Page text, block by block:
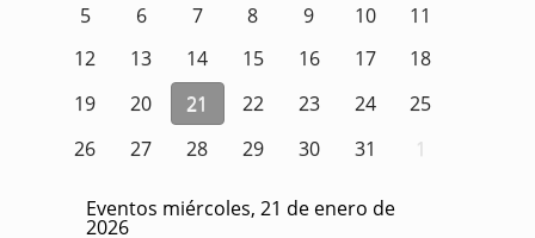
5
6 7 8 9 10
11
12
13 14 15 16 17
18
19
20 21 22 23 24
25
26
27 28 29 30 31 1
Eventos miércoles, 21 de enero de
2026